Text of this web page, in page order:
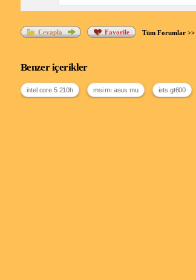
Cevapla Favorile Tüm Forumlar>>
Benzer içerikler
intel core 5 210h msi mı asus mu iets gt600